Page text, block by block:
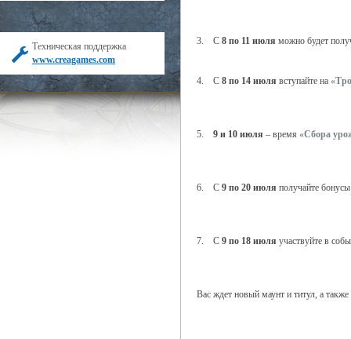
Техническая поддержка
www.creagames.com
3. С 8 по 11 июля можно будет
4. С 8 по 14 июля вступайте на
5. 9 и 10 июля – время «Сбора
6. С 9 по 20 июля получайте
7. С 9 по 18 июля участвуйте в
Вас ждет новый маунт и титул, а